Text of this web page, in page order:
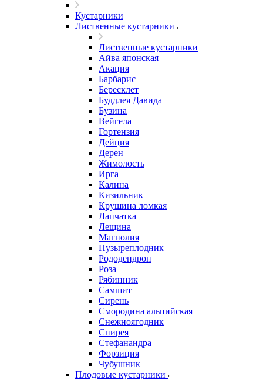
Кустарники
Лиственные кустарники
Лиственные кустарники
Айва японская
Акация
Барбарис
Бересклет
Буддлея Давида
Бузина
Вейгела
Гортензия
Дейция
Дерен
Жимолость
Ирга
Калина
Кизильник
Крушина ломкая
Лапчатка
Лещина
Магнолия
Пузыреплодник
Рододендрон
Роза
Рябинник
Самшит
Сирень
Смородина альпийская
Снежноягодник
Спирея
Стефанандра
Форзиция
Чубушник
Плодовые кустарники